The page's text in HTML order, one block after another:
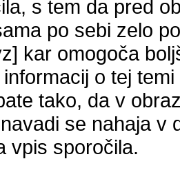
s tem da pred
po sebi zelo
kar omogoča
o tej
tako, da v
se nahaja v
vpis sporočila.